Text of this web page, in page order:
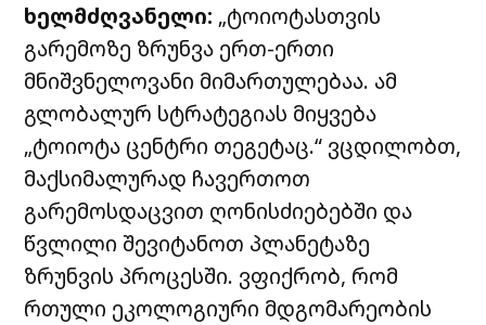
ხელმძღვანელი: „ტოიოტასთვის
გარემოზე ზრუნვა ერთ-ერთი
მნიშვნელოვანი მიმართულებაა. ამ
გლობალურ სტრატეგიას მიყვება
„ტოიოტა ცენტრი თეგეტაც.“ ვცდილობთ,
მაქსიმალურად ჩავერთოთ
გარემოსდაცვით ღონისძიებებში და
წვლილი შევიტანოთ პლანეტაზე
ზრუნვის პროცესში. ვფიქრობ, რომ
რთული ეკოლოგიური მდგომარეობის